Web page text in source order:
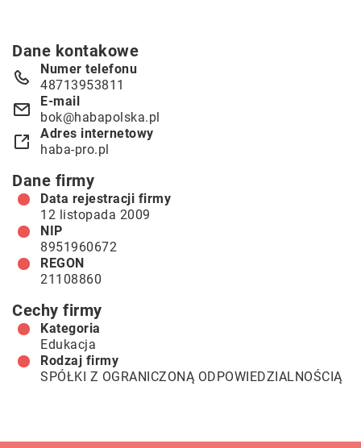
Dane kontakowe
Numer telefonu
48713953811
E-mail
bok@habapolska.pl
Adres internetowy
haba-pro.pl
Dane firmy
Data rejestracji firmy
12 listopada 2009
NIP
8951960672
REGON
21108860
Cechy firmy
Kategoria
Edukacja
Rodzaj firmy
SPÓŁKI Z OGRANICZONĄ ODPOWIEDZIALNOŚCIĄ